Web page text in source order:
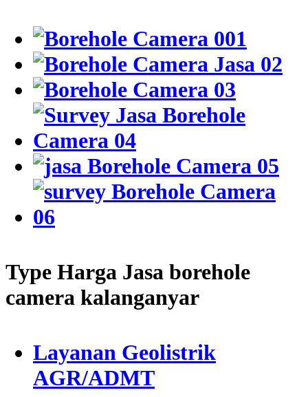
Type Harga Jasa borehole
camera kalanganyar
Layanan Geolistrik
AGR/ADMT